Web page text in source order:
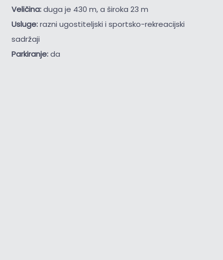
Veličina:duga je 430 m, a široka 23 m
Usluge:razni ugostiteljski i sportsko-rekreacijski
sadržaji
Parkiranje:da